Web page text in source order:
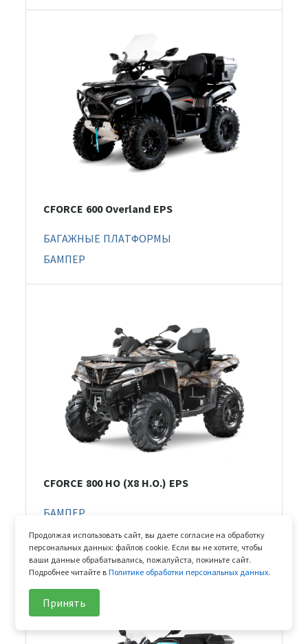
CFORCE 600 Overland EPS
БАГАЖНЫЕ ПЛАТФОРМЫ
БАМПЕР
CFORCE 800 HO (X8 H.O.) EPS
БАМПЕР
РАМА В СБОРЕ
РАМА В СБОРЕ V2
РАМА В СБОРЕ V3
Продолжая использовать сайт, вы даете согласие на обработку
персональных данных: файлов cookie. Если вы не хотите, чтобы
ваши данные обрабатывались, пожалуйста, покиньте сайт.
Подробнее читайте вПолитике обработки персональных данных.
Принять